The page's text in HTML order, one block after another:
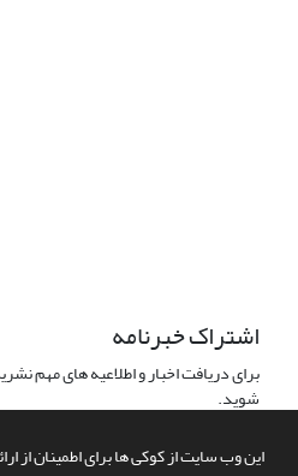
این وب سایت از کوکی ها برای اطمینان از
اشتراک خبرنامه
برای دریافت اخبار و اطلاعیه های مهم
شوید.